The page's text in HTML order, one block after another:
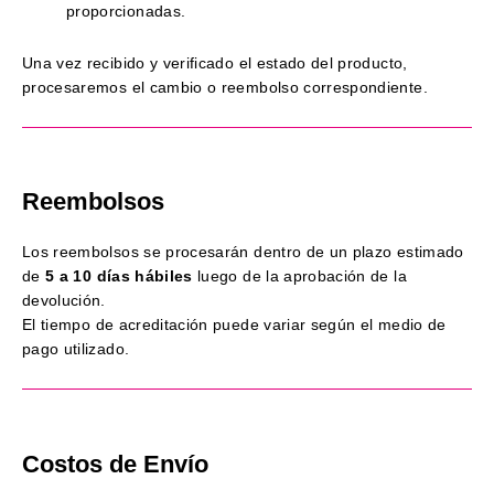
proporcionadas.
Una vez recibido y verificado el estado del producto,
procesaremos el cambio o reembolso correspondiente.
Reembolsos
Los reembolsos se procesarán dentro de un plazo estimado
de5 a 10 días hábiles luego de la aprobación de la
devolución.
El tiempo de acreditación puede variar según el medio de
pago utilizado.
Costos de Envío